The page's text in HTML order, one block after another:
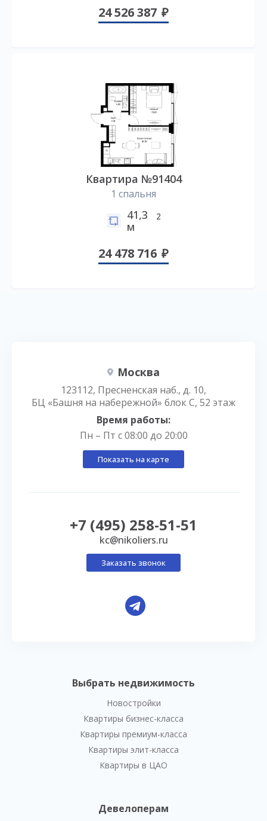
24 526 387
Квартира №91404
1 спальня
41,3
м
2
24 478 716
Выбрать недвижимость
Новостройки
Квартиры бизнес-класса
Квартиры премиум-класса
Квартиры элит-класса
Квартиры в ЦАО
Девелоперам
Москва
123112, Пресненская наб., д. 10,
БЦ «Башня на набережной» блок С, 52 этаж
Время работы:
Пн – Пт с 08:00 до 20:00
Показать на карте
+7 (495) 258-51-51
kc@nikoliers.ru
Заказать звонок